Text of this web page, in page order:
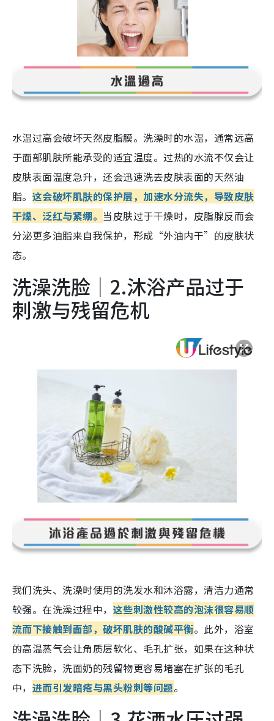
水温过高会破坏天然皮脂膜。洗澡时的水温，通常远高
于面部肌肤所能承受的适宜温度。过热的水流不仅会让
皮肤表面温度急升，还会迅速洗去皮肤表面的天然油
脂。 这会破坏肌肤的保护层，加速水分流失，导致皮肤
干燥、泛红与紧绷。 当皮肤过于干燥时，皮脂腺反而会
分泌更多油脂来自我保护，形成“外油内干”的皮肤状
态。
洗澡洗脸｜2.沐浴产品过于
刺激与残留危机
我们洗头、洗澡时使用的洗发水和沐浴露，清洁力通常
较强。在洗澡过程中， 这些刺激性较高的泡沫很容易顺
流而下接触到面部，破坏肌肤的酸碱平衡。此外，浴室
的高温蒸气会让角质层软化、毛孔扩张，如果在这种状
态下洗脸，洗面奶的残留物更容易堵塞在扩张的毛孔
中， 进而引发暗疮与黑头粉刺等问题。